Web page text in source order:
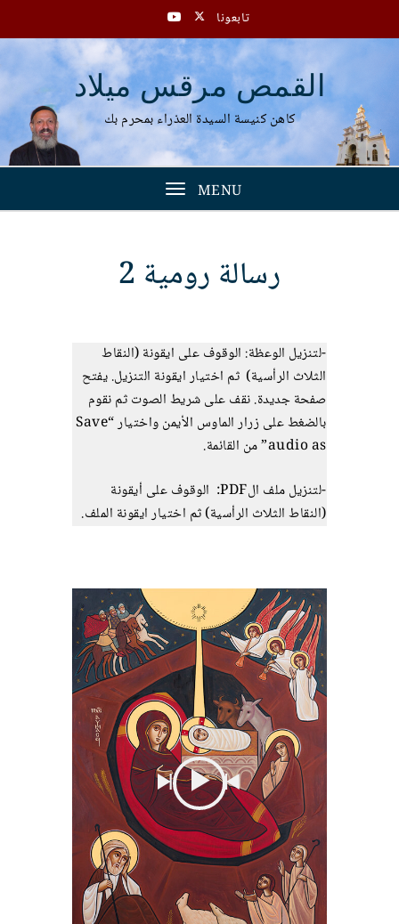
تابعونا
القمص مرقس ميلاد
كاهن كنيسة السيدة العذراء بمحرم بك
MENU
Toggle
رسالة رومية 2
-لتنزيل الوعظة: الوقوف على ايقونة (النقاط
الثلاث الرأسية) ثم اختيار ايقونة التنزيل. يفتح
صفحة جديدة. نقف على شريط الصوت ثم نقوم
بالضغط على زرار الماوس الأيمن واختيار “Save
audio as” من القائمة.
-لتنزيل ملف الPDF: الوقوف على أيقونة
(النقاط الثلاث الرأسية) ثم اختيار ايقونة الملف.